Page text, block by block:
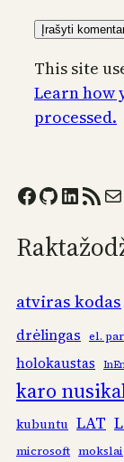
This site
Learn how
processed.
Facebook GitHub LinkedIn RSS Feed Mail
atviras kodas
drėlingas el.
holokaustas
karo
kubuntu LAT
microsoft mokslai